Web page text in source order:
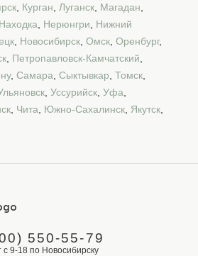
Курган Луганск Магадан
Находка Нерюнгри
Нижний
Новосибирск Омск Оренбург,
Петропавловск-Камчатский
, Самара Сыктывкар Томск
Уссурийск Уфа
Чита Южно-Сахалинск Якутск
550-55-79
с 9-18 по Новосибирску